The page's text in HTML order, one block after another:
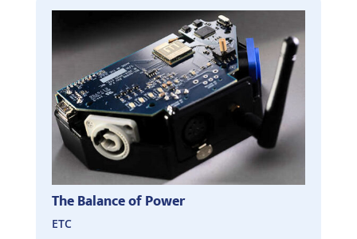
The Balance of Power
ETC